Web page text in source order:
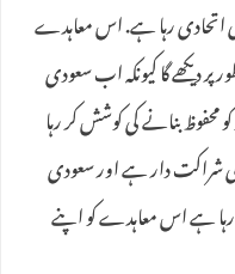
رہا ہے. اس معاہدے
دیکھے گا کیونکہ اب سعودی
بنانے کی کوشش کر رہا
شراکت دار ہے اور سعودی
ہے اس معاہدے کو اپنے